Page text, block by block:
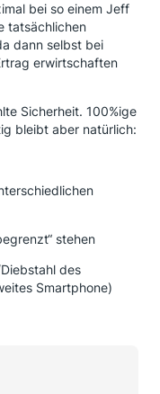
bei so einem Jeff
tatsächlichen
dann selbst bei
erwirtschaften
Sicherheit. 100%ige
bleibt aber natürlich:
stehen
des
Smartphone)